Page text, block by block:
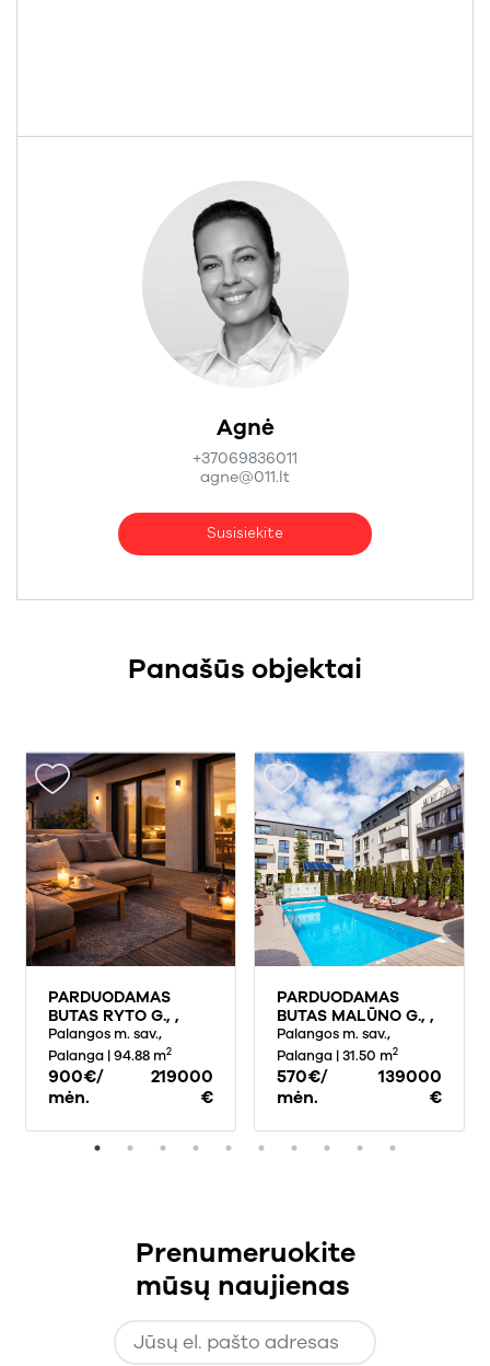
Agnė
+37069836011
agne@011.lt
Susisiekite
Panašūs objektai
PARDUODAMAS
BUTAS RYTO G., ,
PALANGOJE, 94.88
KV.M PLOTO
Palangos m. sav.,
Palanga | 94.88 m2
900€/
mėn.
219000
€
PARDUODAMAS
BUTAS MALŪNO G., ,
PALANGOJE, 31.5
KV.M PLOTO
Palangos m. sav.,
Palanga | 31.50 m2
570€/
mėn.
139000
€
Prenumeruokite
mūsų naujienas